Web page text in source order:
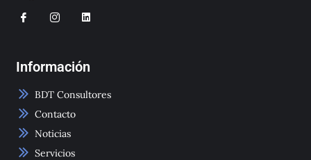
I
c
f
a
e
o
k
I
c
i
n
t
g
a
-
L
i
d
i
Información
BDT Consultores
Contacto
Noticias
Servicios